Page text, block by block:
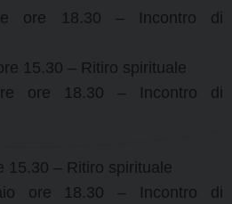
ore 18.30 – Incontro di
15.30 – Ritiro spirituale
ore 18.30 – Incontro di
15.30 – Ritiro spirituale
ore 18.30 – Incontro di